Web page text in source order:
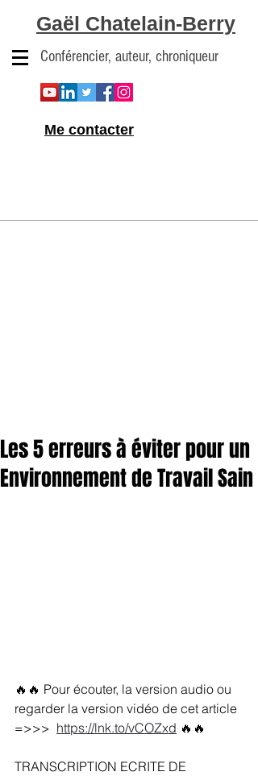
Gaël Chatelain-Berry
Conférencier, auteur, chroniqueur
Me contacter
Les 5 erreurs à éviter pour un
Environnement de Travail Sain
🔥🔥 Pour écouter, la version audio ou
regarder la version vidéo de cet article
=>>> https://lnk.to/vCOZxd 🔥🔥
TRANSCRIPTION ECRITE DE